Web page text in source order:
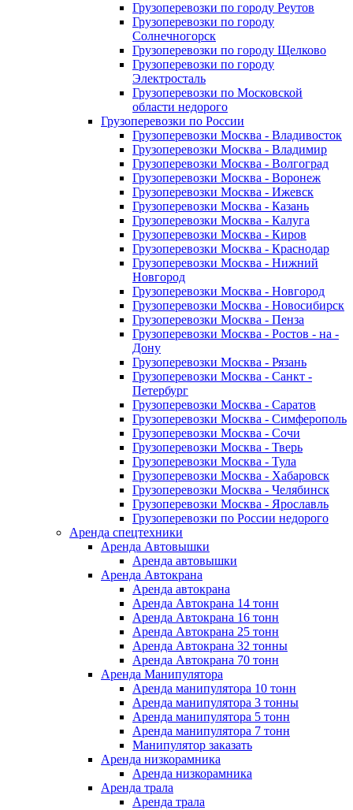
Грузоперевозки по городу Реутов
Грузоперевозки по городу
Солнечногорск
Грузоперевозки по городу Щелково
Грузоперевозки по городу
Электросталь
Грузоперевозки по Московской
области недорого
Грузоперевозки по России
Грузоперевозки Москва - Владивосток
Грузоперевозки Москва - Владимир
Грузоперевозки Москва - Волгоград
Грузоперевозки Москва - Воронеж
Грузоперевозки Москва - Ижевск
Грузоперевозки Москва - Казань
Грузоперевозки Москва - Калуга
Грузоперевозки Москва - Киров
Грузоперевозки Москва - Краснодар
Грузоперевозки Москва - Нижний
Новгород
Грузоперевозки Москва - Новгород
Грузоперевозки Москва - Новосибирск
Грузоперевозки Москва - Пенза
Грузоперевозки Москва - Ростов - на -
Дону
Грузоперевозки Москва - Рязань
Грузоперевозки Москва - Санкт -
Петербург
Грузоперевозки Москва - Саратов
Грузоперевозки Москва - Симферополь
Грузоперевозки Москва - Сочи
Грузоперевозки Москва - Тверь
Грузоперевозки Москва - Тула
Грузоперевозки Москва - Хабаровск
Грузоперевозки Москва - Челябинск
Грузоперевозки Москва - Ярославль
Грузоперевозки по России недорого
Аренда спецтехники
Аренда Автовышки
Аренда автовышки
Аренда Автокрана
Аренда автокрана
Аренда Автокрана 14 тонн
Аренда Автокрана 16 тонн
Аренда Автокрана 25 тонн
Аренда Автокрана 32 тонны
Аренда Автокрана 70 тонн
Аренда Манипулятора
Аренда манипулятора 10 тонн
Аренда манипулятора 3 тонны
Аренда манипулятора 5 тонн
Аренда манипулятора 7 тонн
Манипулятор заказать
Аренда низкорамника
Аренда низкорамника
Аренда трала
Аренда трала